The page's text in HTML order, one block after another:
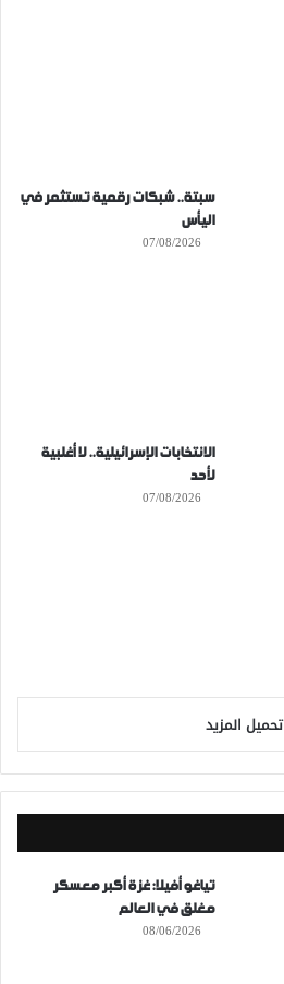
سبتة.. شبكات رقمية تستثمر في
اليأس
07/08/2026
الانتخابات الإسرائيلية.. لا أغلبية
لأحد
07/08/2026
تحميل المزيد
تياغو أفيلا: غزة أكبر معسكر
مغلق في العالم
08/06/2026